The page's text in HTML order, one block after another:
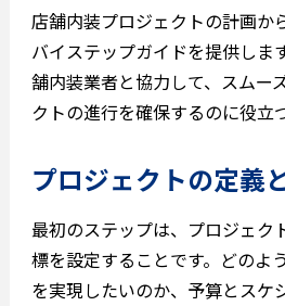
店舗内装プロジェクトの計画か
バイステップガイドを提供しま
舗内装業者と協力して、スムー
クトの進行を確保するのに役立
プロジェクトの定義
最初のステップは、プロジェク
標を設定することです。どのよ
を実現したいのか、予算とスケ